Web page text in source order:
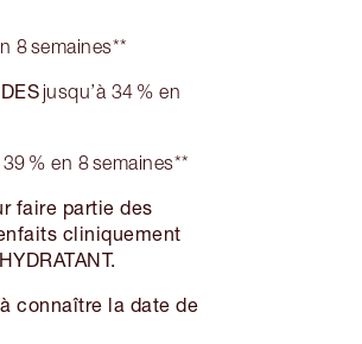
8 semaines**
jusqu’à 34 % en
% en 8 semaines**
faire partie des
cliniquement
connaître la date de